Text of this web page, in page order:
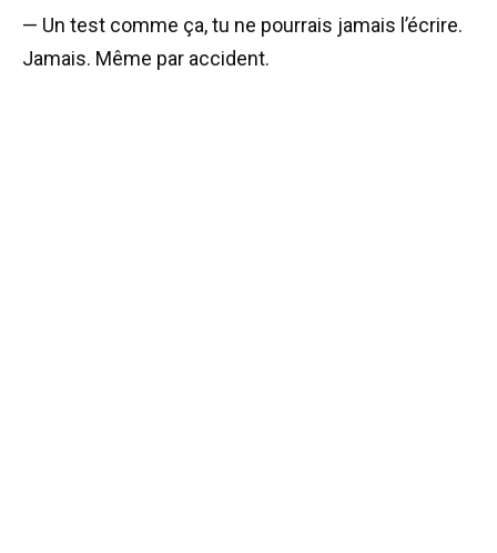
— Un test comme ça, tu ne pourrais jamais l’écrire.
Jamais. Même par accident.